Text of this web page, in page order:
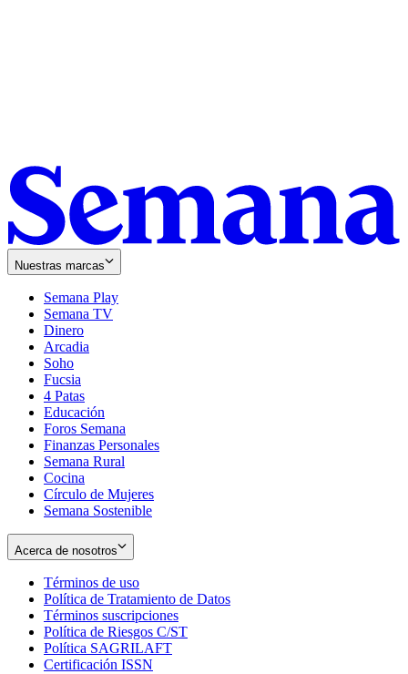
Nuestras marcas
Semana Play
Semana TV
Dinero
Arcadia
Soho
in
new
window
Fucsia
in
new
window
4 Patas
Educación
Foros Semana
Finanzas Personales
Semana Rural
Cocina
Círculo de Mujeres
Semana Sostenible
Acerca de nosotros
Términos de uso
in
new
window
Política de Tratamiento de Datos
Términos suscripciones
in
Política de Riesgos C/ST
Política SAGRILAFT
Certificación ISSN